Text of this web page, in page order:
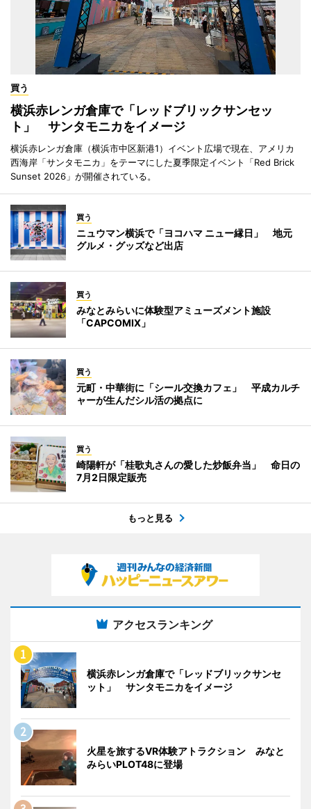
買う
横浜赤レンガ倉庫で「レッドブリックサンセッ
ト」 サンタモニカをイメージ
横浜赤レンガ倉庫（横浜市中区新港1）イベント広場で現在、アメリカ
西海岸「サンタモニカ」をテーマにした夏季限定イベント「Red Brick
Sunset 2026」が開催されている。
買う
ニュウマン横浜で「ヨコハマ ニュー縁日」 地元
グルメ・グッズなど出店
買う
みなとみらいに体験型アミューズメント施設
「CAPCOMIX」
買う
元町・中華街に「シール交換カフェ」 平成カルチ
ャーが生んだシル活の拠点に
買う
崎陽軒が「桂歌丸さんの愛した炒飯弁当」 命日の
7月2日限定販売
もっと見る
アクセスランキング
横浜赤レンガ倉庫で「レッドブリックサンセ
ット」 サンタモニカをイメージ
火星を旅するVR体験アトラクション みなと
みらいPLOT48に登場